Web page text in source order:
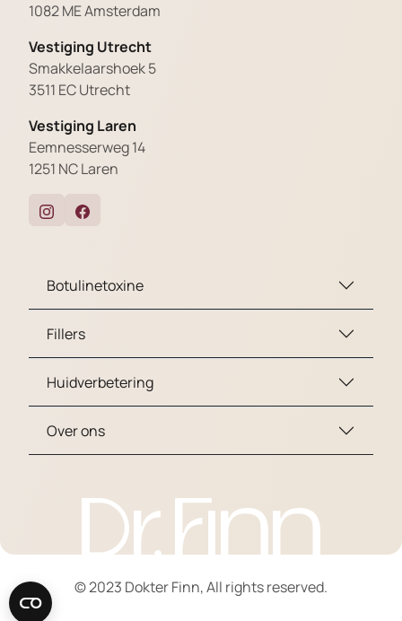
1082 ME Amsterdam
Vestiging Utrecht
Smakkelaarshoek 5
3511 EC Utrecht
Vestiging Laren
Eemnesserweg 14
1251 NC Laren
Botulinetoxine
Fillers
Huidverbetering
Over ons
© 2023 Dokter Finn, All rights reserved.